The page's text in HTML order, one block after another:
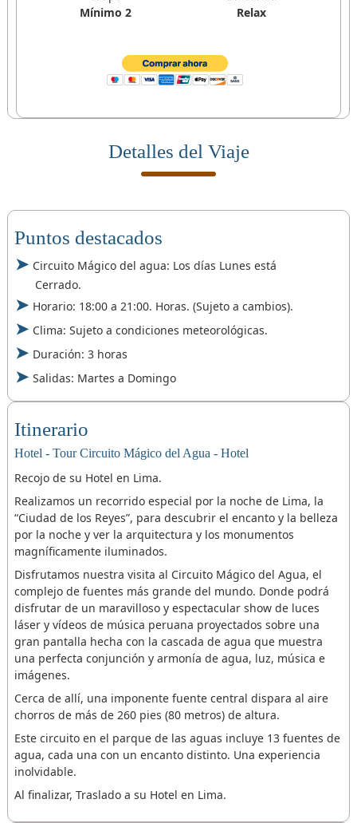
Mínimo 2
Relax
Detalles del Viaje
Puntos destacados
Circuito Mágico del agua: Los días Lunes está
Cerrado.
Horario: 18:00 a 21:00. Horas. (Sujeto a cambios).
Clima: Sujeto a condiciones meteorológicas.
Duración: 3 horas
Salidas: Martes a Domingo
Itinerario
Hotel - Tour Circuito Mágico del Agua - Hotel
Recojo de su Hotel en Lima.
Realizamos un recorrido especial por la noche de Lima, la
“Ciudad de los Reyes”, para descubrir el encanto y la belleza
por la noche y ver la arquitectura y los monumentos
magníficamente iluminados.
Disfrutamos nuestra visita al Circuito Mágico del Agua, el
complejo de fuentes más grande del mundo. Donde podrá
disfrutar de un maravilloso y espectacular show de luces
láser y vídeos de música peruana proyectados sobre una
gran pantalla hecha con la cascada de agua que muestra
una perfecta conjunción y armonía de agua, luz, música e
imágenes.
Cerca de allí, una imponente fuente central dispara al aire
chorros de más de 260 pies (80 metros) de altura.
Este circuito en el parque de las aguas incluye 13 fuentes de
agua, cada una con un encanto distinto. Una experiencia
inolvidable.
Al finalizar, Traslado a su Hotel en Lima.